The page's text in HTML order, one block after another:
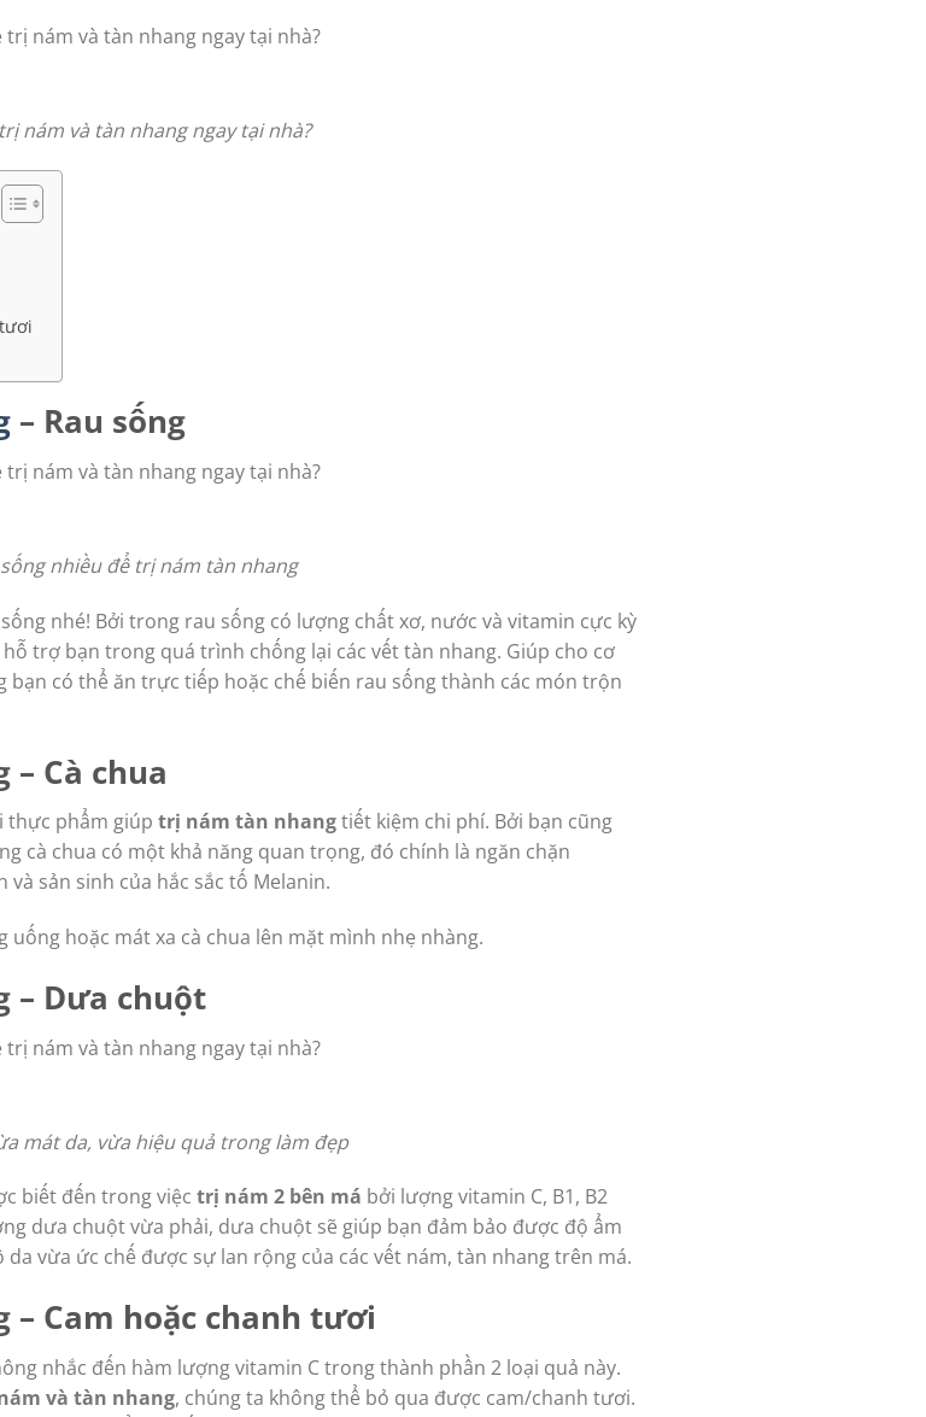
nám và tàn nhang ngay tại nhà?
– Rau sống
nhiều để trị nám tàn nhang
sống nhé! Bởi trong rau sống có lượng chất xơ, nước và vitamin cực kỳ
trợ bạn trong quá trình chống lại các vết tàn nhang. Giúp cho cơ
có thể ăn trực tiếp hoặc chế biến rau sống thành các món trộn
Cà chua
thực phẩm giúp trị nám tàn nhangtiết kiệm chi phí. Bởi bạn cũng
cà chua có một khả năng quan trọng, đó chính là ngăn chặn
sản sinh của hắc sắc tố Melanin.
hoặc mát xa cà chua lên mặt mình nhẹ nhàng.
– Dưa chuột
mát da, vừa hiệu quả trong làm đẹp
biết đến trong việc trị nám 2 bên má bởi lượng vitamin C, B1, B2
dưa chuột vừa phải, dưa chuột sẽ giúp bạn đảm bảo được độ ẩm
vừa ức chế được sự lan rộng của các vết nám, tàn nhang trên má.
Cam hoặc chanh tươi
nhắc đến hàm lượng vitamin C trong thành phần 2 loại quả này.
và tàn nhang, chúng ta không thể bỏ qua được cam/chanh tươi.